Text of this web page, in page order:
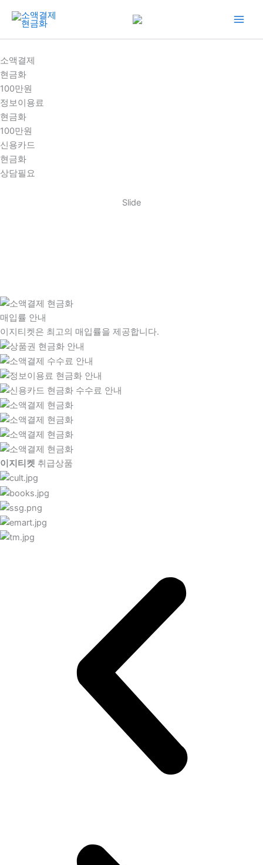
건
너
뛰
기
소액결제
현금화
100만원
정보이용료
현금화
100만원
신용카드
현금화
상담필요
Slide
매입률 안내
이지티켓은 최고의 매입률을 제공합니다.
이지티켓 취급상품